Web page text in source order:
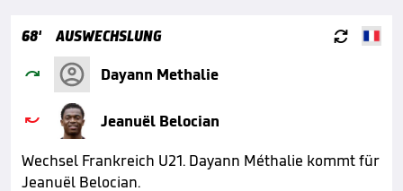
68' AUSWECHSLUNG 
 Dayann Methalie

Jeanuël Belocian
Wechsel Frankreich U21. Dayann Méthalie kommt für
Jeanuël Belocian.